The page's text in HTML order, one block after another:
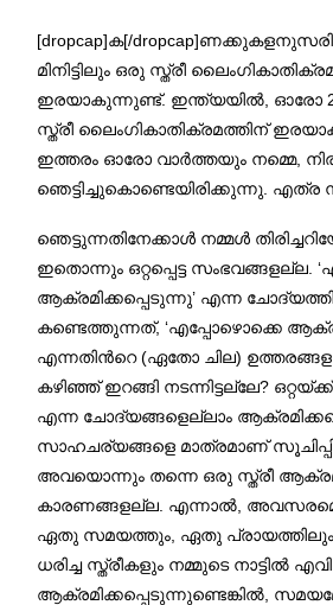
[dropcap]ക[/
മിനിട്ടിലും ഒരു സ്ത്രീ
ഇരയാകുന്നുണ്ട്. ഇന്ത്യയിൽ, ഓരോ 20
സ്ത്രീ ലൈംഗികാതിക്രമത്തിന്
ഇത്തരം ഓരോ വാർത്തയും നമ്മെ,
ഞെട്ടിച്ചുകൊണ്ടെയിരിക്കുന്നു. എത്ര
ഞെട്ടുന്നതിനേക്കാൾ നമ്മൾ
ഇതൊന്നും ഒറ്റപ്പെട്ട സംഭവങ്ങളല്ല.
ആക്രമിക്കപ്പെടുന്നു’ എന്ന
കണ്ടെത്തുന്നത്, ‘എപ്പോഴൊക്കെ
എന്നതിൻറെ (ഏതോ ചില)
കഴിഞ്ഞ് ഇറങ്ങി നടന്നിട്ടല്ലേ?
എന്ന ചോദ്യങ്ങളെല്ലാം
സാഹചര്യങ്ങളെ മാത്രമാണ്
അവയൊന്നും തന്നെ ഒരു സ്ത്രീ
കാരണങ്ങളല്ല. എന്നാൽ,
ഏതു സമയത്തും, ഏതു
ധരിച്ച സ്ത്രീകളും നമ്മുടെ നാട്ടിൽ
ആക്രമിക്കപ്പെടുന്നുണ്ടെങ്കിൽ,